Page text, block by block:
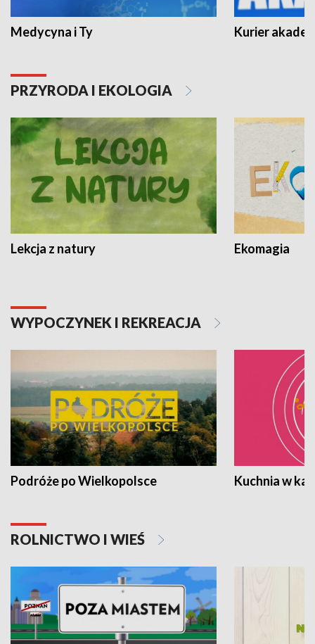
Medycyna i Ty Kurier
PRZYRODA I EKOLOGIA
Lekcja z natury Ekomagia
WYPOCZYNEK I REKREACJA
Podróże po Wielkopolsce Kuchnia w
ROLNICTWO I WIEŚ